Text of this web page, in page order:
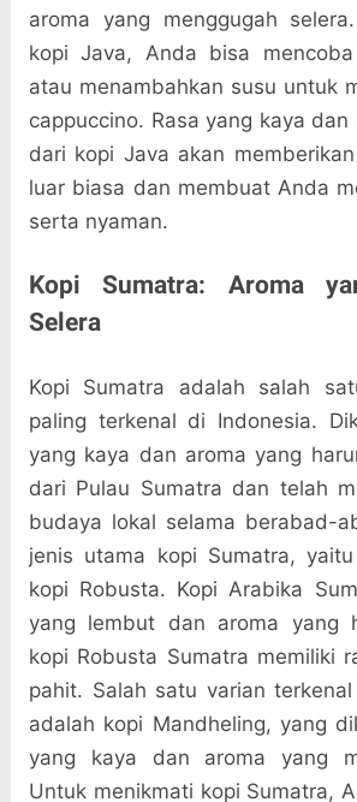
aroma yang menggugah
kopi Java, Anda bisa
atau menambahkan susu untuk
cappuccino. Rasa yang kaya
dari kopi Java akan
luar biasa dan membuat Anda
serta nyaman.
Kopi Sumatra: Aroma
Selera
Kopi Sumatra adalah salah
paling terkenal di Indonesia.
yang kaya dan aroma yang
dari Pulau Sumatra dan telah
budaya lokal selama berabad-
jenis utama kopi Sumatra,
kopi Robusta. Kopi Arabika
yang lembut dan aroma yang
kopi Robusta Sumatra memiliki
pahit. Salah satu varian
adalah kopi Mandheling, yang
yang kaya dan aroma yang
Untuk menikmati kopi Sumatra,